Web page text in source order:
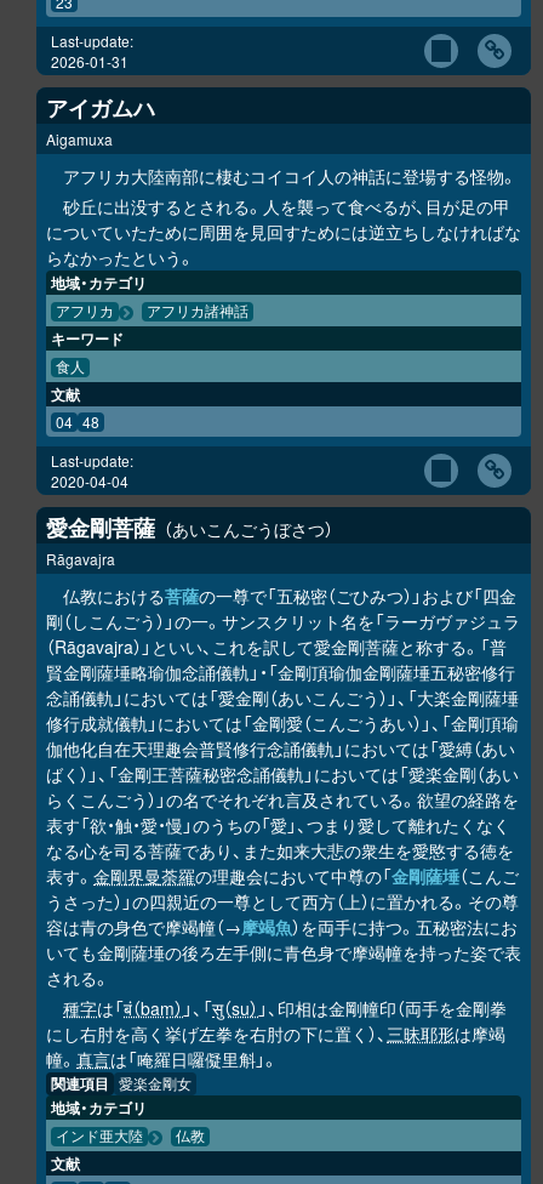
Last-update:
2026-01-31
アイガムハ
Aigamuxa
アフリカ大陸南部に棲むコイコイ人の神話に登場する怪物。
砂丘に出没するとされる。人を襲って食べるが、目が足の甲
についていたために周囲を見回すためには逆立ちしなければな
らなかったという。
地域・カテゴリ
アフリカ アフリカ諸神話
キーワード
食人
文献
04 48
Last-update:
2020-04-04
愛金剛菩薩 あいこんごうぼさつ
Rāgavajra
仏教における菩薩の一尊で「五秘密（ごひみつ）」および「四金
剛（しこんごう）」の一。サンスクリット名を「ラーガヴァジュラ
（Rāgavajra）」といい、これを訳して愛金剛菩薩と称する。「普
賢金剛薩埵略瑜伽念誦儀軌」・「金剛頂瑜伽金剛薩埵五秘密修行
念誦儀軌」においては「愛金剛（あいこんごう）」、「大楽金剛薩埵
修行成就儀軌」においては「金剛愛（こんごうあい）」、「金剛頂瑜
伽他化自在天理趣会普賢修行念誦儀軌」においては「愛縛（あい
ばく）」、「金剛王菩薩秘密念誦儀軌」においては「愛楽金剛（あい
らくこんごう）」の名でそれぞれ言及されている。欲望の経路を
表す「欲・触・愛・慢」のうちの「愛」、つまり愛して離れたくなく
なる心を司る菩薩であり、また如来大悲の衆生を愛愍する徳を
表す。 金剛界曼荼羅の理趣会において中尊の「金剛薩埵（こんご
うさった）」の四親近の一尊として西方（上）に置かれる。その尊
容は青の身色で摩竭幢（→摩竭魚）を両手に持つ。五秘密法にお
いても金剛薩埵の後ろ左手側に青色身で摩竭幢を持った姿で表
される。
種字は「बं（baṃ） 」、「सु（su） 」、印相は金剛幢印（両手を金剛拳
にし右肘を高く挙げ左拳を右肘の下に置く）、三昧耶形は摩竭
幢。 真言は「唵羅日囉儗里斛」。
関連項目 愛楽金剛女
地域・カテゴリ
インド亜大陸 仏教
文献